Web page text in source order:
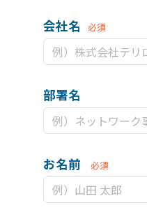
会社名 必須
部署名
お名前 必須